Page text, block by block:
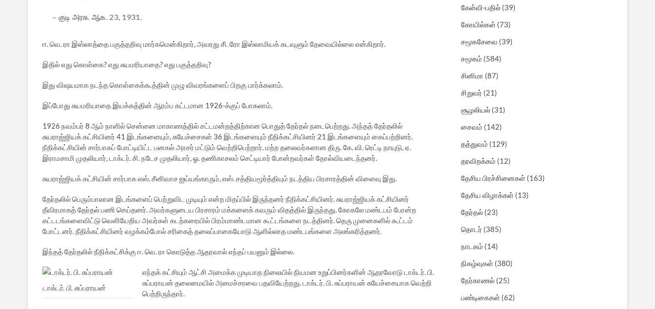
– குடி அரசு. ஆக. 23, 1931.
ஈ. வெ. ரா இஸ்லாத்தை பகுத்தறிவு மார்கமென்கிறார், அவரது சீடரோ இஸ்லாமியக் கடவுளும் தேவையில்லை என்கிறார்.
இதில் எது கொள்கை? எது சுயமரியாதை? எது பகுத்தறிவு?
இது விஷயமாக நடந்த கொள்கைக்கூத்தின் முழு விவரங்களைப் பிறகு பார்க்கலாம்.
இப்போது சுயமரியாதை இயக்கத்தின் ஆரம்ப கட்டமான 1926-க்குப் போகலாம்.
1926 நவம்பர் 8 ஆம் நாளில் சென்னை மாகாணத்தில் சட்டமன்றத்திற்கான பொதுத் தேர்தல் நடைபெற்றது. அந்தத் தேர்தலில்
சுயராஜ்ஜியக் கட்சியினர் 41 இடங்களையும், சுயேச்சைகள் 36 இடங்களையும் நீதிக்கட்சியினர் 21 இடங்களையும் கைப்பற்றினர்.
நீதிக்கட்சியின் சார்பாகப் போட்டியிட்ட பனகல் அரசர் மட்டும் வெற்றிபெற்றார். மற்ற தலைவர்களான திரு. கே. வி. ரெட்டி நாயுடு, ஏ.
இராமசாமி முதலியார், டாக்டர். சி. நடேச முதலியார், ஓ. தணிகாசலம் செட்டியார் போன்றவர்கள் தோல்வியடைந்தனர்.
சுயராஜ்ஜியக் கட்சியின் சார்பாக எஸ். சீனிவாச ஐய்யங்காரும், எஸ். சத்தியமூர்த்தியும் நடத்திய பிரசாரத்தின் விளைவு இது.
தேர்தலில் பெரும்பாலான இடங்களைப் பெற்றுவிட முடியும் என்ற மிதப்பில் இருந்தனர் நீதிக்கட்சியினர். சுயராஜ்ஜியக் கட்சியினர்
தீவிரமாகத் தேர்தல் பணி செய்தனர். அவர்களுடைய பிரசாரம் மக்களைக் கவரும் விதத்தில் இருந்தது. கோகலே மண்டபம் போன்ற
கட்டடங்களைவிட்டு வெளியேறிய அவர்கள் கடற்கரையில் பிரம்மாண்டமான கூட்டங்களை நடத்தினர். தெரு முனைகளில் கூட்டம்
போட்டனர். நீதிக்கட்சியினர் வழக்கம்போல் சரிகைத் தலைப்பாகையோடு ஆளில்லாத மண்டபங்களை அலங்கரித்தனர்.
இந்தத் தேர்தலில் நீதிக்கட்சிக்கு ஈ. வெ. ரா கொடுத்த ஆதரவால் எந்தப் பயனும் இல்லை.
டாக்டர். பி. சுப்பராயன்
எந்தக் கட்சியும் ஆட்சி அமைக்க முடியாத நிலையில் நியமன உறுப்பினர்களின் ஆதரவோடு டாக்டர். பி.
சுப்பராயன் தலைமையில் அமைச்சரவை பதவியேற்றது. டாக்டர். பி. சுப்பராயன் சுயேச்சையாக வெற்றி
பெற்றிருந்தார்.
கேள்வி-பதில் (39)
கோயில்கள் (73)
சமூகசேவை (39)
சமூகம் (584)
சினிமா (87)
சிறுவர் (21)
சூழலியல் (31)
சைவம் (142)
தத்துவம் (129)
தரவிறக்கம் (12)
தேசிய பிரச்சினைகள் (163)
தேசிய விழாக்கள் (13)
தேர்தல் (23)
தொடர் (385)
நாடகம் (14)
நிகழ்வுகள் (380)
நேர்காணல் (25)
பண்டிகைகள் (62)